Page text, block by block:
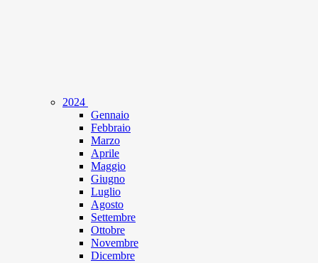
2024
Gennaio
Febbraio
Marzo
Aprile
Maggio
Giugno
Luglio
Agosto
Settembre
Ottobre
Novembre
Dicembre